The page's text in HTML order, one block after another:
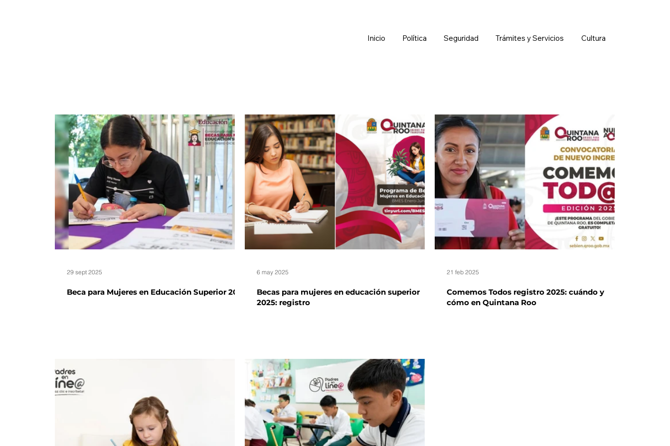
Inicio Política Seguridad Trámites y Servicios Cultura
Beca para Mujeres en Educación Superior 2025
29 sept 2025
Becas para mujeres en educación superior
2025: registro
6 may 2025
Comemos Todos registro 2025: cuándo y
cómo en Quintana Roo
21 feb 2025